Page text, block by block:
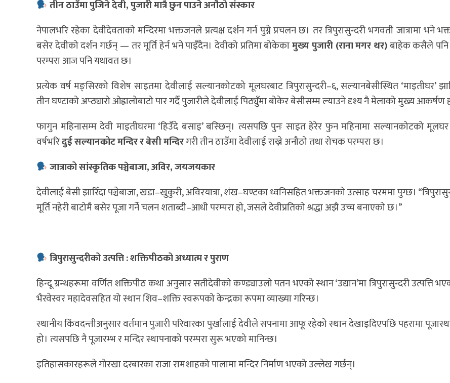
तीन ठाउँमा पुजिने देवी, पुजारी मात्रै छुन पाउने अनौठो संस्कार
नेपालभरि रहेका देवीदेवताको मन्दिरमा भक्तजनले प्रत्यक्ष दर्शन गर्न पुग्ने प्रचलन छ। तर त्रिपुरासुन्दरी भगवती जात्रामा भने
बसेर देवीको दर्शन गर्छन् — तर मूर्ति हेर्न भने पाइँदैन। देवीको प्रतिमा बोकेकामुख्य पुजारी (राना मगर थर)बाहेक कसैले
परम्परा आज पनि यथावत छ।
प्रत्येक वर्ष मङ्सिरको विशेष साइतमा देवीलाई सल्यानकोटको मूलघरबाट त्रिपुरासुन्दरी–६, सल्यानबेसीस्थित ‘माइतीघर’
तीन घण्टाको अप्ठ्यारो ओह्रालोबाटो पार गर्दै पुजारीले देवीलाई पिठ्युँमा बोकेर बेसीसम्म ल्याउने दृश्य नै मेलाको मुख्य आकर्षण
फागुन महिनासम्म देवी माइतीघरमा ‘हिउँदे बसाइ’ बस्छिन्। त्यसपछि पुनः साइत हेरेर फुन महिनामा सल्यानकोटको
वर्षभरिदुई सल्यानकोट मन्दिर र बेसी मन्दिरगरी तीन ठाउँमा देवीलाई राख्ने अनौठो तथा रोचक परम्परा छ।
जात्राको सांस्कृतिक पञ्चेबाजा, अविर, जयजयकार
देवीलाई बेसी झारिँदा पञ्चेबाजा, खडा–खुकुरी, अविरयात्रा, शंख–घण्टका ध्वनिसहित भक्तजनको उत्साह चरममा पुग्छ।
मूर्ति नहेरी बाटोमै बसेर पूजा गर्ने चलन शताब्दी–आधी परम्परा हो, जसले देवीप्रतिको श्रद्धा अझै उच्च बनाएको छ।”
त्रिपुरासुन्दरीको उत्पत्ति : शक्तिपीठको अध्यात्म र पुराण
हिन्दू ग्रन्थहरूमा वर्णित शक्तिपीठ कथा अनुसार सतीदेवीको कण्ड्याउलो पतन भएको स्थान ‘उद्यान’मा त्रिपुरासुन्दरी उत्पत्ति
भैरवेस्वर महादेवसहित यो स्थान शिव–शक्ति स्वरूपको केन्द्रका रूपमा व्याख्या गरिन्छ।
स्थानीय किंवदन्तीअनुसार वर्तमान पुजारी परिवारका पुर्खालाई देवीले सपनामा आफू रहेको स्थान देखाइदिएपछि पहरामा
हो। त्यसपछि नै पूजारम्भ र मन्दिर स्थापनाको परम्परा सुरू भएको मानिन्छ।
इतिहासकारहरूले गोरखा दरबारका राजा रामशाहको पालामा मन्दिर निर्माण भएको उल्लेख गर्छन्।